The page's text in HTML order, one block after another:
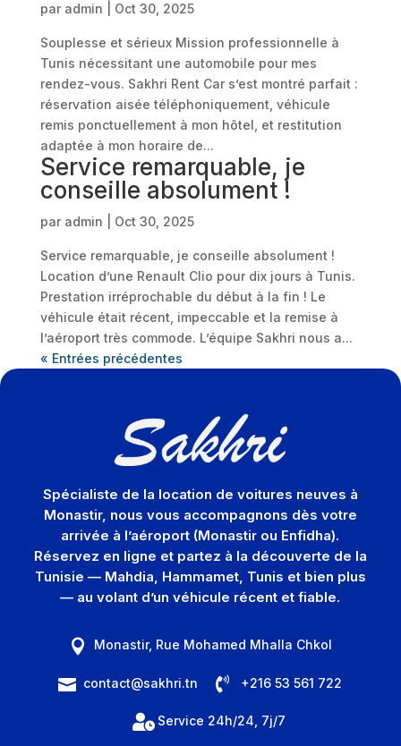
par admin Oct 30, 2025
Souplesse et sérieux Mission professionnelle à
Tunis nécessitant une automobile pour mes
rendez-vous. Sakhri Rent Car s’est montré parfait :
réservation aisée téléphoniquement, véhicule
remis ponctuellement à mon hôtel, et restitution
adaptée à mon horaire de...
Service remarquable, je
conseille absolument !
par admin Oct 30, 2025
Service remarquable, je conseille absolument !
Location d’une Renault Clio pour dix jours à Tunis.
Prestation irréprochable du début à la fin ! Le
véhicule était récent, impeccable et la remise à
l’aéroport très commode. L’équipe Sakhri nous a...
« Entrées précédentes
Spécialiste de la location de voitures neuves à
Monastir, nous vous accompagnons dès votre
arrivée à l’aéroport (Monastir ou Enfidha).
Réservez en ligne et partez à la découverte de la
Tunisie — Mahdia, Hammamet, Tunis et bien plus
— au volant d’un véhicule récent et fiable.
 Monastir, Rue Mohamed Mhalla Chkol
 contact@sakhri.tn  +216 53 561 722
 Service 24h/24, 7j/7